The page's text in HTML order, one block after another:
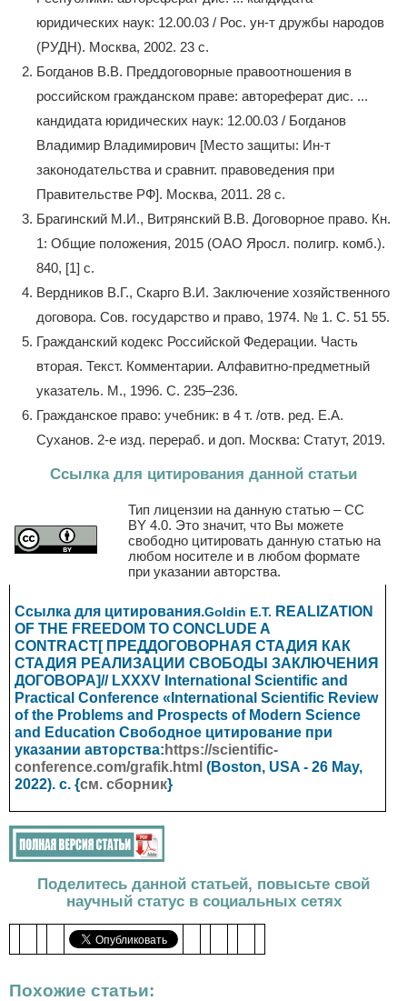
юридических наук: 12.00.03 / Рос. ун-т дружбы народов
(РУДН). Москва, 2002. 23 с.
Богданов В.В. Преддоговорные правоотношения в
российском гражданском праве: автореферат дис. ...
кандидата юридических наук: 12.00.03 / Богданов
Владимир Владимирович [Место защиты: Ин-т
законодательства и сравнит. правоведения при
Правительстве РФ]. Москва, 2011. 28 с.
Брагинский М.И., Витрянский В.В. Договорное право. Кн.
1: Общие положения, 2015 (ОАО Яросл. полигр. комб.).
840, [1] c.
Вердников В.Г., Скарго В.И. Заключение хозяйственного
договора. Сов. государство и право, 1974. № 1. С. 51 55.
Гражданский кодекс Российской Федерации. Часть
вторая. Текст. Комментарии. Алфавитно-предметный
указатель. М., 1996. С. 235–236.
Гражданское право: учебник: в 4 т. /отв. ред. Е.А.
Суханов. 2-е изд. перераб. и доп. Москва: Статут, 2019.
Ссылка для цитирования данной статьи
Тип лицензии на данную статью – CC
BY 4.0. Это значит, что Вы можете
свободно цитировать данную статью на
любом носителе и в любом формате
при указании авторства.
Ссылка для цитирования.Goldin E.Т. REALIZATION
OF THE FREEDOM TO CONCLUDE A
CONTRACT[ ПРЕДДОГОВОРНАЯ СТАДИЯ КАК
СТАДИЯ РЕАЛИЗАЦИИ СВОБОДЫ ЗАКЛЮЧЕНИЯ
ДОГОВОРА]// LXXXV International Scientific and
Practical Conference «International Scientific Review
of the Problems and Prospects of Modern Science
and Education Свободное цитирование при
указании авторства: https://scientific-
conference.com/grafik.html (Boston, USA - 26 May,
2022). с. {см. сборник}
Поделитесь данной статьей, повысьте свой
научный статус в социальных сетях
Похожие статьи: